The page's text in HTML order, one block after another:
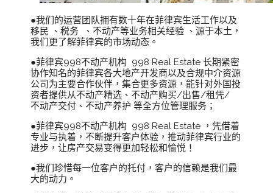
●我们的运营团队拥有数十年在菲律宾生活工作以及
移民 、税务 、不动产等业务相关经验 、源于本土，
我们更了解菲律宾的市场动态。
●菲律宾998不动产机构 998 Real Estate 长期紧密
协作知名的菲律宾各大地产开发商以及合规中介资源
公司为主要合作伙伴，集合更多资源，能针对外国投
资者提供从不动产精选、不动产购买/出售/租凭/
不动产交付、不动产养护 等全方位管理服务；
●菲律宾998不动产机构 998 Real Estate ，凭借着
专业与执着，不断提升客户体验，推动菲律宾行业的
进步，让房产交易变得更加轻松和愉悦！
●我们珍惜每一位客户的托付，客户的信赖是我们最
大的动力。